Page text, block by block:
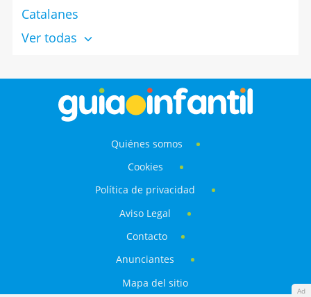
Catalanes
Ver todas
Ad
Quiénes somos
Cookies
Política de privacidad
Aviso Legal
Contacto
Anunciantes
Mapa del sitio